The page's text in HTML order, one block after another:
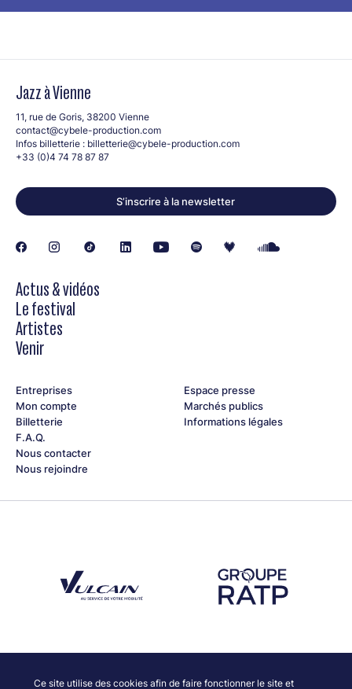
Ce site utilise des cookies afin de faire fonctionner le site et
Jazz à Vienne
11, rue de Goris, 38200 Vienne
contact@cybele-production.com
Infos billetterie : billetterie@cybele-production.com
+33 (0)4 74 78 87 87
S’inscrire à la newsletter
Actus & vidéos
Le festival
Artistes
Venir
Entreprises
Mon compte
Billetterie
F.A.Q.
Nous contacter
Nous rejoindre
Espace presse
Marchés publics
Informations légales